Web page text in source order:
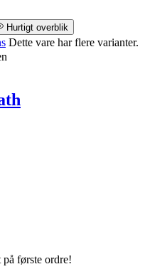
Hurtigt overblik
Dette vare har flere varianter.
første ordre!